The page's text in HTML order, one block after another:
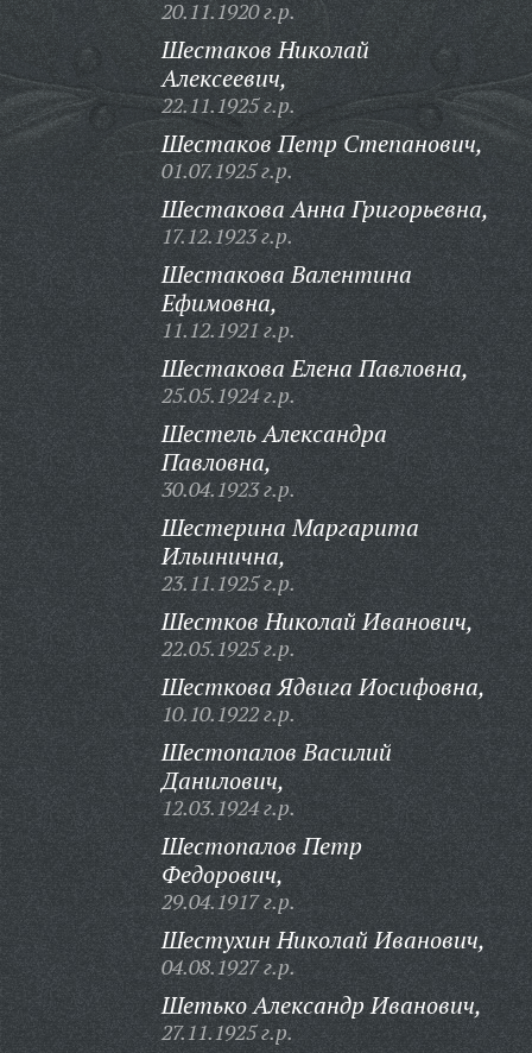
20.11.1920 г.р.
Шестаков Николай
Алексеевич,
22.11.1925 г.р.
Шестаков Петр Степанович,
01.07.1925 г.р.
Шестакова Анна Григорьевна,
17.12.1923 г.р.
Шестакова Валентина
Ефимовна,
11.12.1921 г.р.
Шестакова Елена Павловна,
25.05.1924 г.р.
Шестель Александра
Павловна,
30.04.1923 г.р.
Шестерина Маргарита
Ильинична,
23.11.1925 г.р.
Шестков Николай Иванович,
22.05.1925 г.р.
Шесткова Ядвига Иосифовна,
10.10.1922 г.р.
Шестопалов Василий
Данилович,
12.03.1924 г.р.
Шестопалов Петр
Федорович,
29.04.1917 г.р.
Шестухин Николай Иванович,
04.08.1927 г.р.
Шетько Александр Иванович,
27.11.1925 г.р.